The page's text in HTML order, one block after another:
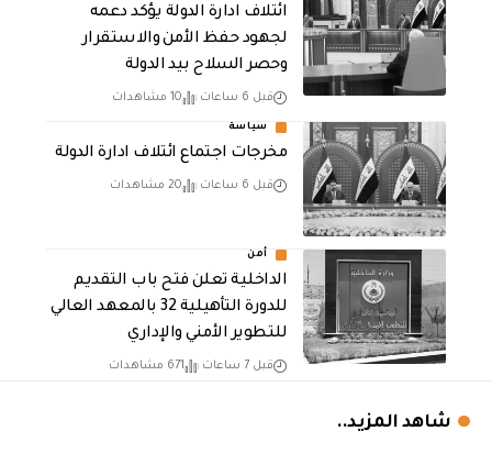
ائتلاف ادارة الدولة يؤكد دعمه
لجهود حفظ الأمن والاستقرار
وحصر السلاح بيد الدولة
قبل 6 ساعات 10 مشاهدات
سياسة
مخرجات اجتماع ائتلاف ادارة الدولة
قبل 6 ساعات 20 مشاهدات
أمن
الداخلية تعلن فتح باب التقديم
للدورة التأهيلية 32 بالمعهد العالي
للتطوير الأمني والإداري
قبل 7 ساعات 671 مشاهدات
شاهد المزيد..